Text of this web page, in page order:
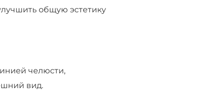
общую эстетику
челюсти,
вид.